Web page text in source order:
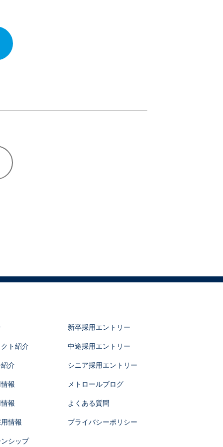
ト紹介
介
報
報
情報
シップ
新卒採用エントリー
中途採用エントリー
シニア採用エントリー
メトロールブログ
よくある質問
プライバシーポリシー